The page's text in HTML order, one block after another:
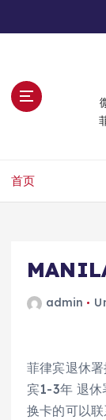
首页
admin
菲律宾退休
宾1-3年 退休
换卡的可以